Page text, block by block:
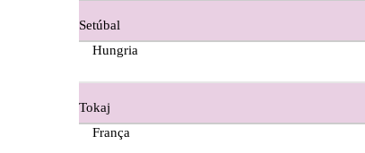
Ermelinda Freitas - Setubal
Evidencia Dão
Setúbal
Hungria
Tokaj
França